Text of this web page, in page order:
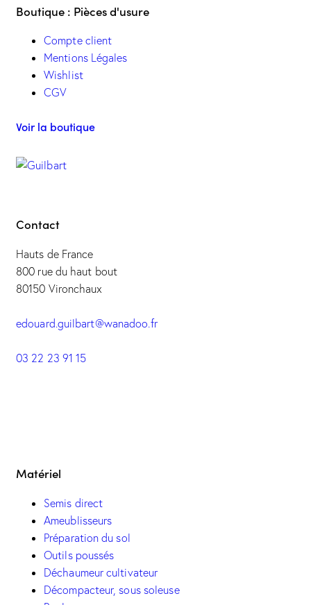
Boutique : Pièces d'usure
Compte client
Mentions Légales
Wishlist
CGV
Voir la boutique
Contact
Hauts de France
800 rue du haut bout
80150 Vironchaux
edouard.guilbart@wanadoo.fr
03 22 23 91 15
Matériel
Semis direct
Ameublisseurs
Préparation du sol
Outils poussés
Déchaumeur cultivateur
Décompacteur, sous soleuse